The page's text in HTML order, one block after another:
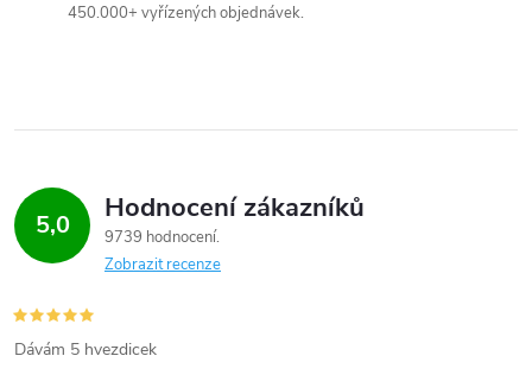
ý
p
i
u
450.000+ vyřízených objednávek.
5,0 Hodnocení zákazníků
9739 hodnocení
Zobrazit recenze
Dávám 5 hvezdicek